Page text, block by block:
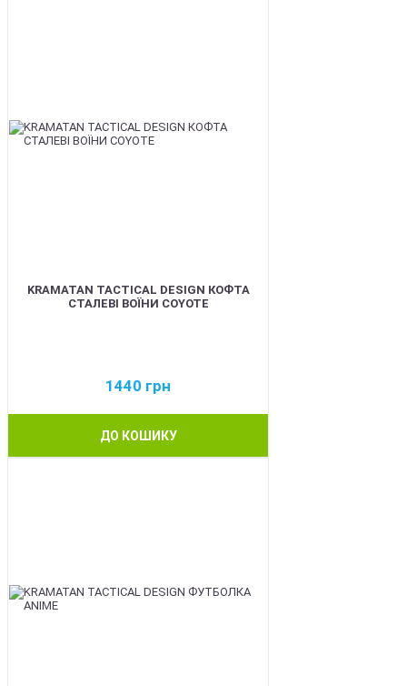
KRAMATAN TACTICAL DESIGN КОФТА
СТАЛЕВІ ВОЇНИ COYOTE
1440 грн
ДО КОШИКУ